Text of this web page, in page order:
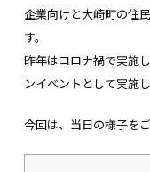
企業向けと大崎町の住
す。
昨年はコロナ禍で実施
ンイベントとして実施
今回は、当日の様子をご